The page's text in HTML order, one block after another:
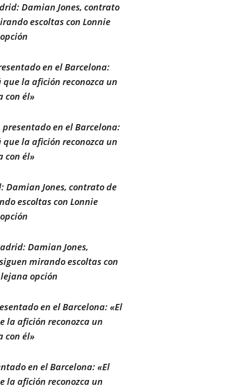
Damian Jones, contrato
escoltas con Lonnie
en el Barcelona:
la afición reconozca un
con él»
presentado en el Barcelona:
la afición reconozca un
con él»
Damian Jones, contrato de
escoltas con Lonnie
Damian Jones,
mirando escoltas con
opción
en el Barcelona: «El
la afición reconozca un
con él»
en el Barcelona: «El
la afición reconozca un